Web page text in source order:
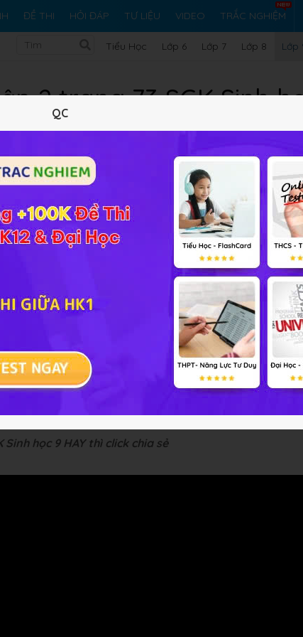
ĐỀ THI HỎI ĐÁP TƯ LIỆU VIDEO TRẮC NGHIỆM
Tiểu Học Lớp 6 Lớp 7 Lớp 8 Lớp
2 trang 73 SGK Sinh
5 trắc nghiệm
thuyết 5Trắc nghiệm 10BT SGK 87FAQ
gen (hoặc chỉ một gen hay nhóm gen) trước môi trường
biến đổi, có thể đạt năng suất tối đa gần 8 tấn/ha/vụ
ha/vụ trong điều kiện bình thường.
-- Mod Sinh Học 9
học 9 HAY thì click chia sẻ
QC